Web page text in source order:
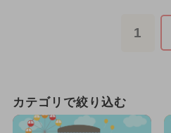
1
カテゴリで絞り込む